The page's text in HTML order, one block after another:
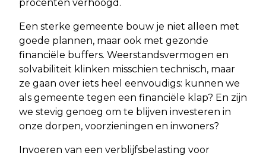
procenten verhoogd.
Een sterke gemeente bouw je niet alleen met
goede plannen, maar ook met gezonde
financiële buffers. Weerstandsvermogen en
solvabiliteit klinken misschien technisch, maar
ze gaan over iets heel eenvoudigs: kunnen we
als gemeente tegen een financiële klap? En zijn
we stevig genoeg om te blijven investeren in
onze dorpen, voorzieningen en inwoners?
Invoeren van een verblijfsbelasting voor